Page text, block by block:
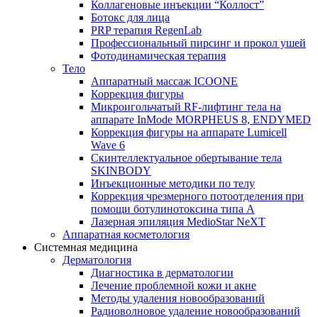
Коллагеновые инъекции “Коллост”
Ботокс для лица
PRP терапия RegenLab
Профессиональный пирсинг и прокол ушей
Фотодинамическая терапия
Тело
Аппаратный массаж ICOONE
Коррекция фигуры
Микроигольчатый RF-лифтинг тела на
аппарате InMode MORPHEUS 8, ENDYMED
Коррекция фигуры на аппарате Lumicell
Wave 6
Скинтеллектуальное обертывание тела
SKINBODY
Инъекционные методики по телу
Коррекция чрезмерного потоотделения при
помощи ботулинотоксина типа А
Лазерная эпиляция MedioStar NeXT
Аппаратная косметология
Системная медицина
Дерматология
Диагностика в дерматологии
Лечение проблемной кожи и акне
Методы удаления новообразований
Радиоволновое удаление новообразований